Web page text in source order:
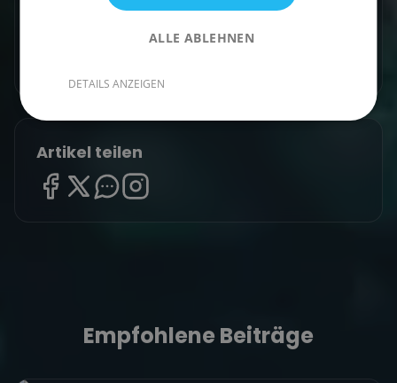
Finde deinen perfekten Segeltörn
Artikel teilen
Empfohlene Beiträge
ALLE ABLEHNEN
DETAILS ANZEIGEN